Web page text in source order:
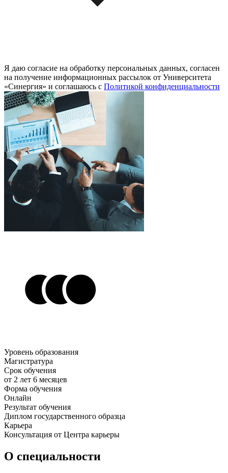
Я даю согласие на обработку персональных данных, согласен
на получение информационных рассылок от Университета
«Синергия» и соглашаюсь c Политикой конфиденциальности
Уровень образования
Магистратура
Срок обучения
от 2 лет 6 месяцев
Форма обучения
Онлайн
Результат обучения
Диплом государственного образца
Карьера
Консультация от Центра карьеры
О специальности